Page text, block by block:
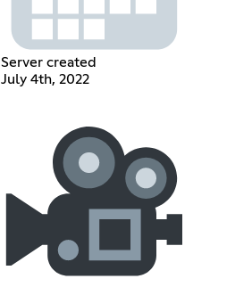
Server created
July 4th, 2022